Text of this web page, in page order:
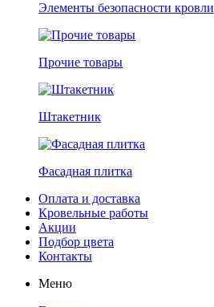
Элементы безопасности кровли
Прочие товары
Штакетник
Фасадная плитка
Оплата и доставка
Кровельные работы
Акции
Подбор цвета
Контакты
Меню